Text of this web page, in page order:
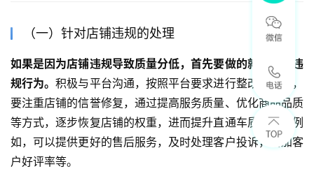
（一）针对店铺违规的处理
如果是因为店铺违规导致质量分低，首先要做的就是改正违
规行为。积极与平台沟通，按照平台要求进行整改。同时，
要注重店铺的信誉修复，通过提高服务质量、优化商品品质
等方式，逐步恢复店铺的权重，进而提升直通车质量分。例
如，可以提供更好的售后服务，及时处理客户投诉，增加客
户好评率等。